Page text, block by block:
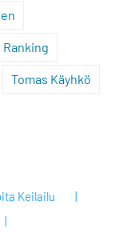
Tomas Käyhkö
Keilailu